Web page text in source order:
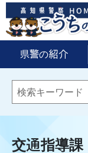
県警の紹介
交通指導課